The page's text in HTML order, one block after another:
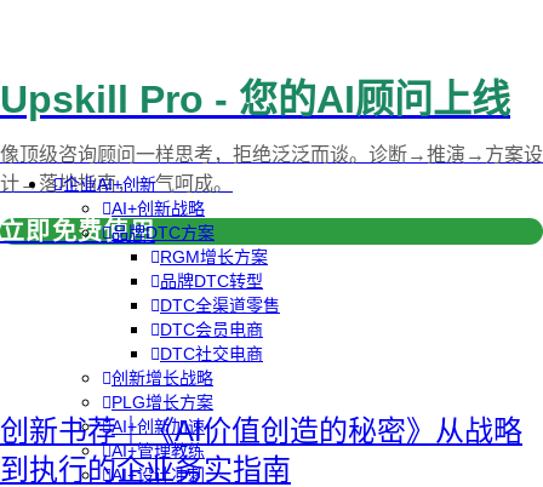
企业AI+创新
AI+创新战略
品牌DTC方案
RGM增长方案
品牌DTC转型
DTC全渠道零售
DTC会员电商
DTC社交电商
创新增长战略
PLG增长方案
AI+创新加速
AI+管理教练
AI+设计冲刺
Upskill Pro - 您的AI顾问上线
像顶级咨询顾问一样思考，拒绝泛泛而谈。诊断→推演→方案设
计→落地指南，一气呵成。
立即免费使用
创新书荐｜《AI价值创造的秘密》从战略
到执行的企业务实指南